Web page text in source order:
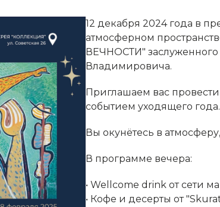
12 декабря 2024 года в
атмосферном
ВЕЧНОСТИ" заслуженного
Владимировича.
Приглашаем вас
событием уходящего года.
Вы окунётесь в
В программе вечера:
•⁠ Wellcome drink от сети
•⁠ Кофе и десерты от